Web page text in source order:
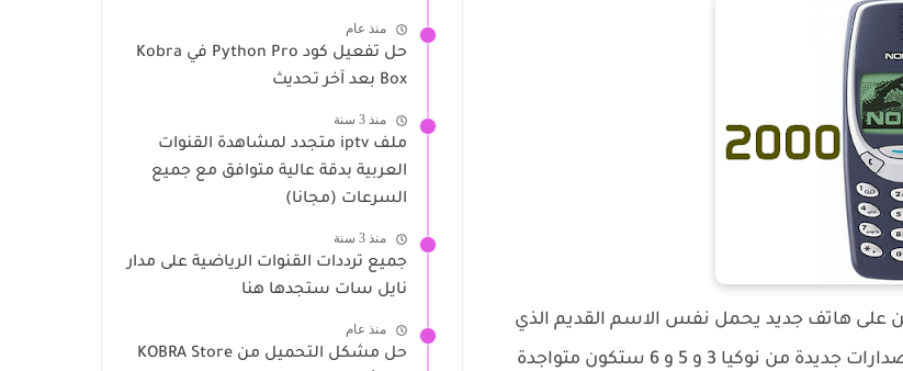
على هاتف جديد يحمل نفس الاسم القديم الذي
نسخة مطورة ثم اصدارات جديدة من نوكيا 3 و 5 و 6 ستكون متواجدة
منذ عام
حل تفعيل كود Python Pro في Kobra
Box بعد آخر تحديث
منذ 3 سنة
ملف iptv متجدد لمشاهدة القنوات
العربية بدقة عالية متوافق مع جميع
السرعات (مجانا)
منذ 3 سنة
جميع ترددات القنوات الرياضية على مدار
نايل سات ستجدها هنا
منذ عام
حل مشكل التحميل من KOBRA Store